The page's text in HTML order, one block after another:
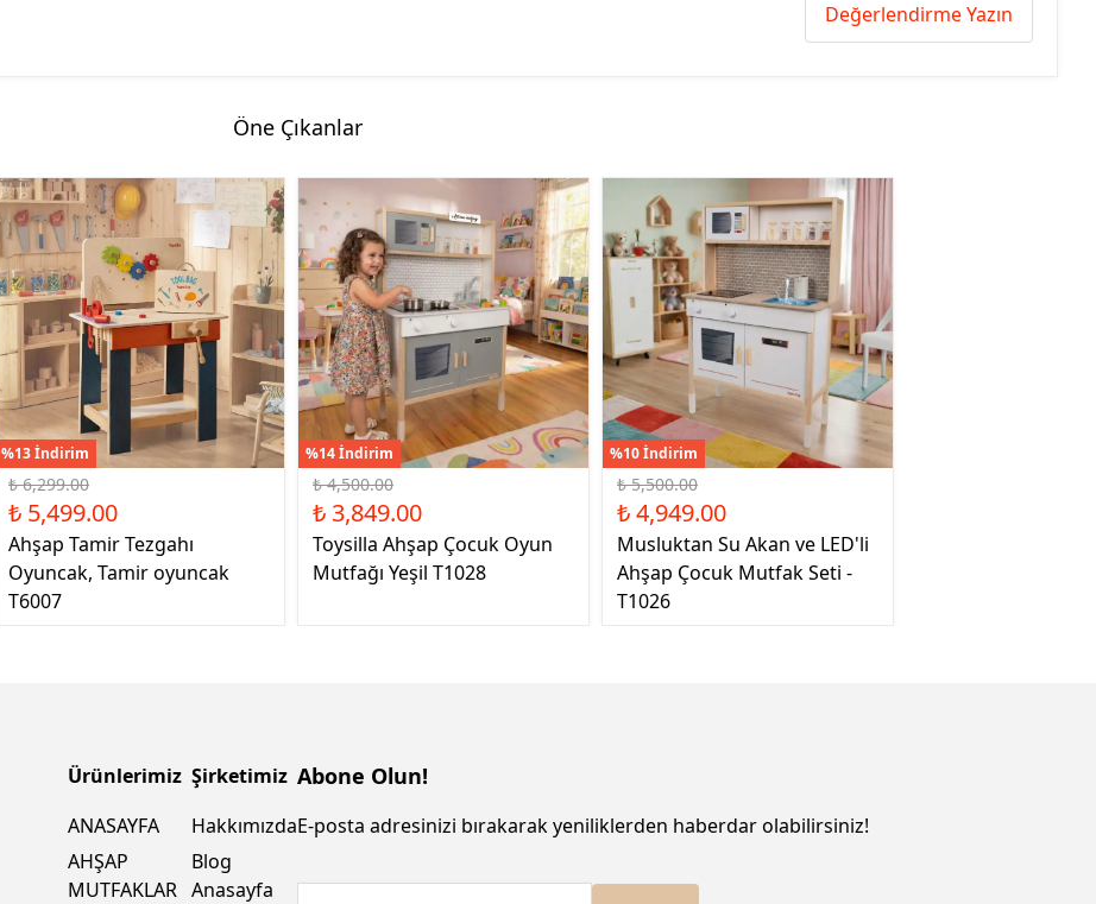
Değerlendirme Yazın
Öne Çıkanlar
%13 İndirim
₺ 6,299.00
₺ 5,499.00
Ahşap Tamir Tezgahı
Oyuncak, Tamir oyuncak
T6007
%14 İndirim
₺ 4,500.00
₺ 3,849.00
Toysilla Ahşap Çocuk Oyun
Mutfağı Yeşil T1028
%10 İndirim
₺ 5,500.00
₺ 4,949.00
Musluktan Su Akan ve LED'li
Ahşap Çocuk Mutfak Seti -
T1026
Ürünlerimiz
ANASAYFA
AHŞAP
MUTFAKLAR
Şirketimiz
Hakkımızda
Blog
Anasayfa
Abone Olun!
E-posta adresinizi bırakarak yeniliklerden haberdar olabilirsiniz!